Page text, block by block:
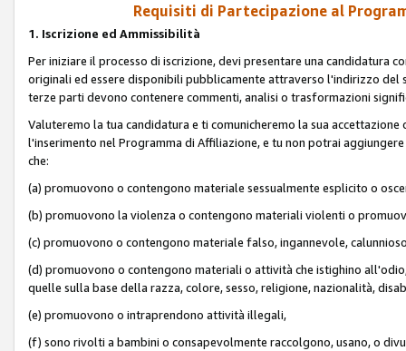
Requisiti di Partecipazione al
1. Iscrizione ed Ammissibilità
Per iniziare il processo di iscrizione, devi presentare una candidatura
originali ed essere disponibili pubblicamente attraverso l'indirizzo
terze parti devono contenere commenti, analisi o trasformazioni
Valuteremo la tua candidatura e ti comunicheremo la sua
l'inserimento nel Programma di Affiliazione, e tu non potrai
che:
(a) promuovono o contengono materiale sessualmente esplicito o
(b) promuovono la violenza o contengono materiali violenti o
(c) promuovono o contengono materiale falso, ingannevole,
(d) promuovono o contengono materiali o attività che istighino
quelle sulla base della razza, colore, sesso, religione, nazionalità,
(e) promuovono o intraprendono attività illegali,
(f) sono rivolti a bambini o consapevolmente raccolgono, usano, o